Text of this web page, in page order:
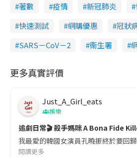
著數 疫情 新冠肺炎
快速測試
網購優惠 冠狀
SARS－CoV－2
衞生署
更多真實評價
Just_A_Girl_eats
娛樂
追劇日常🎬 殺手媽咪 A Bona Fide
我最愛的韓國女演員孔曉振終於要回
閱讀更多